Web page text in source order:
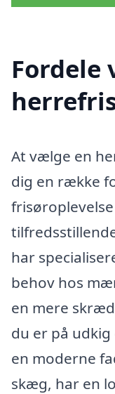
Fordele
At vælge en
dig en række
har
behov hos
en mere
du er på
en moderne
skæg, har en